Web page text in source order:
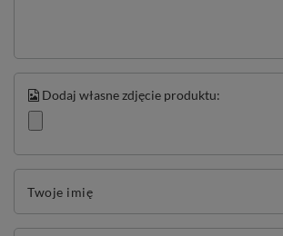
Dodaj własne zdjęcie produktu:
Twoje imię